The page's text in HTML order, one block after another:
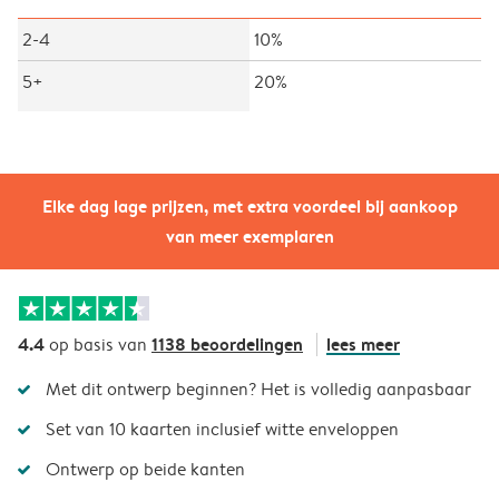
Elke dag lage prijzen, met extra voordeel bij aankoop
van meer exemplaren
2-4
10%
5+
20%
4.4op basis van 1138 beoordelingen lees meer
Met dit ontwerp beginnen? Het is volledig aanpasbaar
Set van 10 kaarten inclusief witte enveloppen
Ontwerp op beide kanten